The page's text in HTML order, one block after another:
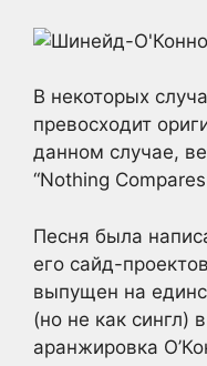
В некоторых
превосходит
данном случае,
“Nothing
Песня была
его сайд-
выпущен на
(но не как сингл)
аранжировка